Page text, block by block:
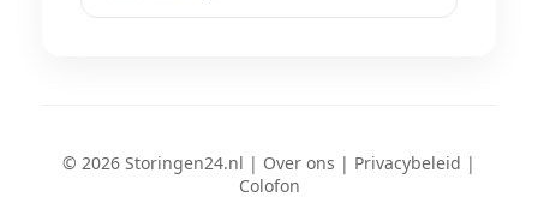
© 2026 Storingen24.nl | Over ons | Privacybeleid |
Colofon